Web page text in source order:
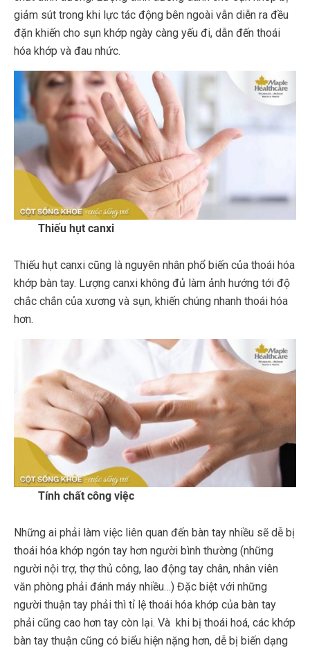
giảm sút trong khi lực tác động bên ngoài vẫn diễn ra đều
đặn khiến cho sụn khớp ngày càng yếu đi, dẫn đến thoái
hóa khớp và đau nhức.
Thiếu hụt canxi
Thiếu hụt canxi cũng là nguyên nhân phổ biến của thoái hóa
khớp bàn tay. Lượng canxi không đủ làm ảnh hướng tới độ
chắc chắn của xương và sụn, khiến chúng nhanh thoái hóa
hơn.
Tính chất công việc
Những ai phải làm việc liên quan đến bàn tay nhiều sẽ dễ bị
thoái hóa khớp ngón tay hơn người bình thường (những
người nội trợ, thợ thủ công, lao động tay chân, nhân viên
văn phòng phải đánh máy nhiều…) Đặc biệt với những
người thuận tay phải thì tỉ lệ thoái hóa khớp của bàn tay
phải cũng cao hơn tay còn lại. Và khi bị thoái hoá, các khớp
bàn tay thuận cũng có biểu hiện nặng hơn, dễ bị biến dạng